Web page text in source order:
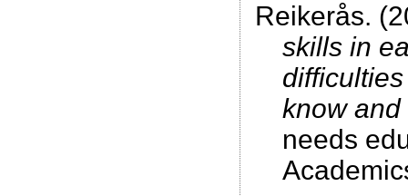
Reikerås.
skills in
know
needs